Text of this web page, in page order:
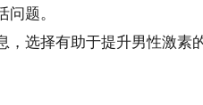
题。
，选择有助于提升男性激素